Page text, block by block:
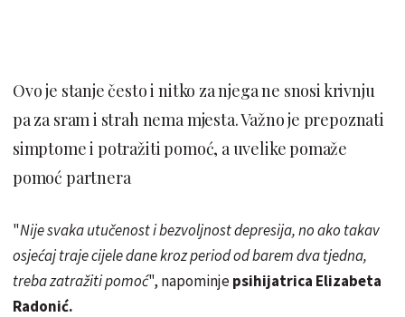
Ovo je stanje često i nitko za njega ne snosi krivnju
pa za sram i strah nema mjesta. Važno je prepoznati
simptome i potražiti pomoć, a uvelike pomaže
pomoć partnera
"Nije svaka utučenost i bezvoljnost depresija, no ako takav
osjećaj traje cijele dane kroz period od barem dva tjedna,
treba zatražiti pomoć", napominjepsihijatrica Elizabeta
Radonić.